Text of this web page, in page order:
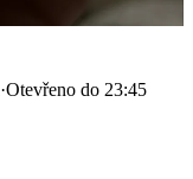
·Otevřeno do 23:45